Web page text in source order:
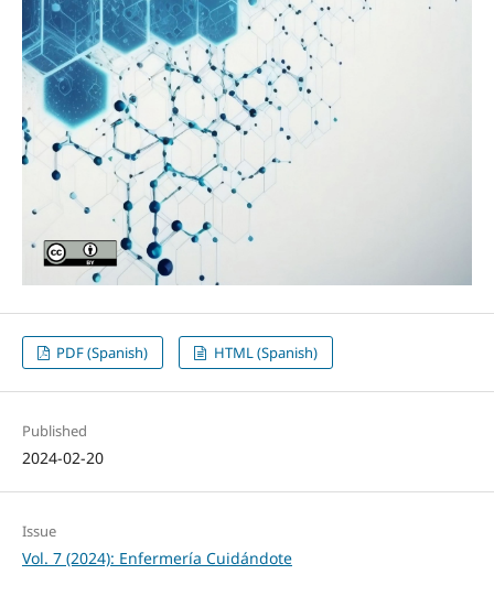
PDF (Spanish) HTML (Spanish)
Published
2024-02-20
Issue
Vol. 7 (2024): Enfermería Cuidándote